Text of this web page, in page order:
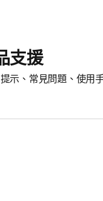
支援
示、常見問題、使用